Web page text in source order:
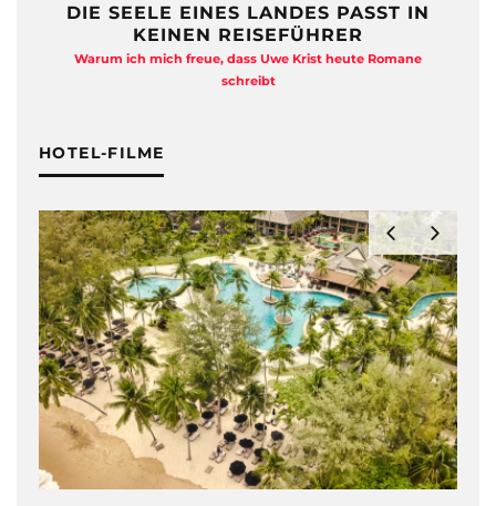
DIE SEELE EINES LANDES PASST IN
KEINEN REISEFÜHRER
Warum ich mich freue, dass Uwe Krist heute Romane
schreibt
HOTEL-FILME